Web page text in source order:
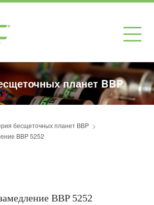
планет BBP
бесщеточных планет BBP >
BBP 5252
BBP 5252